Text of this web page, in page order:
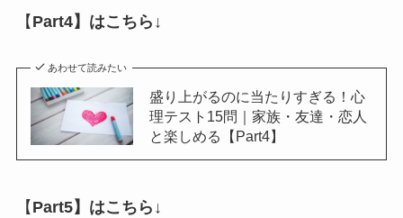
【 Part4】はこちら↓
あわせて読みたい
盛り上がるのに当たりすぎる！心
理テスト15問｜家族・友達・恋人
と楽しめる【Part4】
【 Part5】はこちら↓